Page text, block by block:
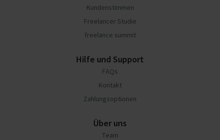
Kundenstimmen
Freelancer Studie
freelance summit
Hilfe und Support
FAQs
Kontakt
Zahlungsoptionen
Über uns
Team